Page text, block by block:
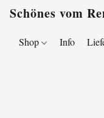
Schönes vom
Shop Info